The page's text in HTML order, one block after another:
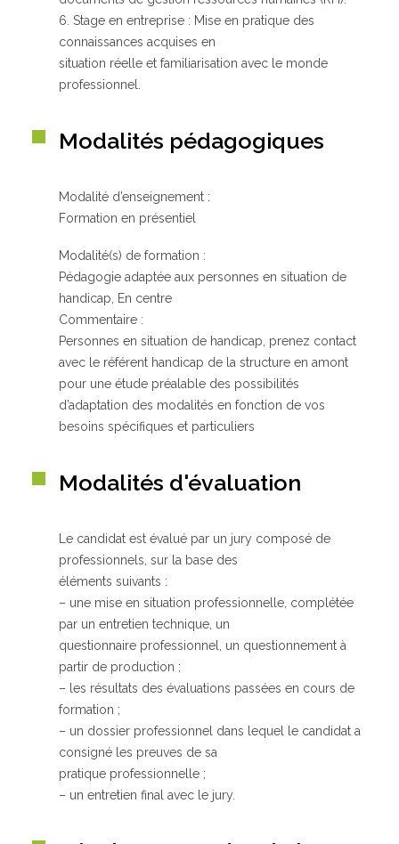
6. Stage en entreprise : Mise en pratique des
connaissances acquises en
situation réelle et familiarisation avec le monde
professionnel.
Modalités pédagogiques
Modalité d’enseignement :
Formation en présentiel
Modalité(s) de formation :
Pédagogie adaptée aux personnes en situation de
handicap, En centre
Commentaire :
Personnes en situation de handicap, prenez contact
avec le référent handicap de la structure en amont
pour une étude préalable des possibilités
d’adaptation des modalités en fonction de vos
besoins spécifiques et particuliers
Modalités d'évaluation
Le candidat est évalué par un jury composé de
professionnels, sur la base des
éléments suivants :
– une mise en situation professionnelle, complétée
par un entretien technique, un
questionnaire professionnel, un questionnement à
partir de production ;
– les résultats des évaluations passées en cours de
formation ;
– un dossier professionnel dans lequel le candidat a
consigné les preuves de sa
pratique professionnelle ;
– un entretien final avec le jury.